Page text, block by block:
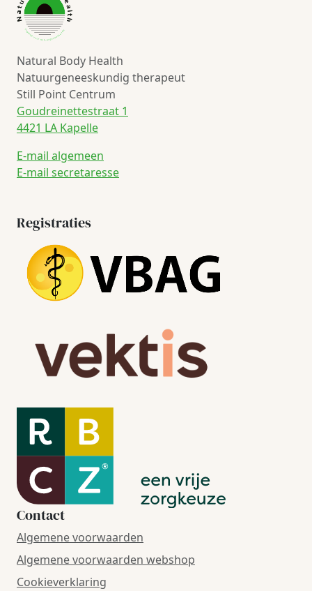
Natural Body Health
Natuurgeneeskundig therapeut
Still Point Centrum
Goudreinettestraat 1
4421 LA Kapelle
E-mail algemeen
E-mail secretaresse
Registraties
Contact
Algemene voorwaarden
Algemene voorwaarden webshop
Cookieverklaring